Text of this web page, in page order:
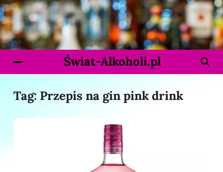
Świat-Alkoholi.pl
Tag: Przepis na gin pink drink